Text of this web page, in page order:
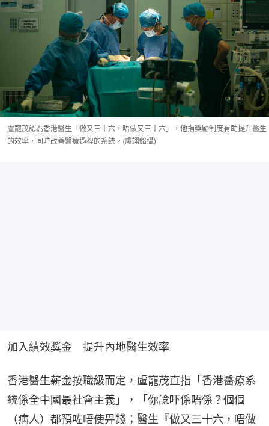
盧寵茂認為香港醫生「做又三十六，唔做又三十六」，他指獎勵制度有助提升醫生
的效率，同時改善醫療過程的系統。(盧翊銘攝)
加入績效獎金　提升內地醫生效率
香港醫生薪金按職級而定，盧寵茂直指「香港醫療系
統係全中國最社會主義」，「你諗吓係唔係？個個
（病人）都預咗唔使畀錢；醫生『做又三十六，唔做